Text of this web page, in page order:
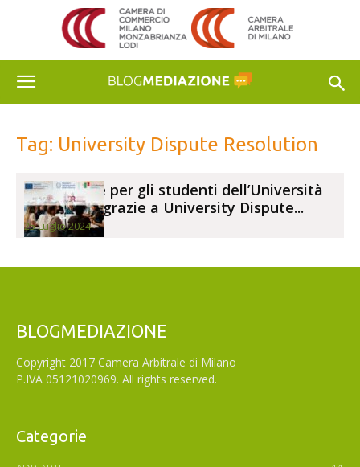
Tag: University Dispute Resolution
Mediazione per gli studenti dell’Università
di Bologna grazie a University Dispute...
25 Luglio 2024
BLOGMEDIAZIONE
Copyright 2017 Camera Arbitrale di Milano
P.IVA 05121020969. All rights reserved.
Categorie